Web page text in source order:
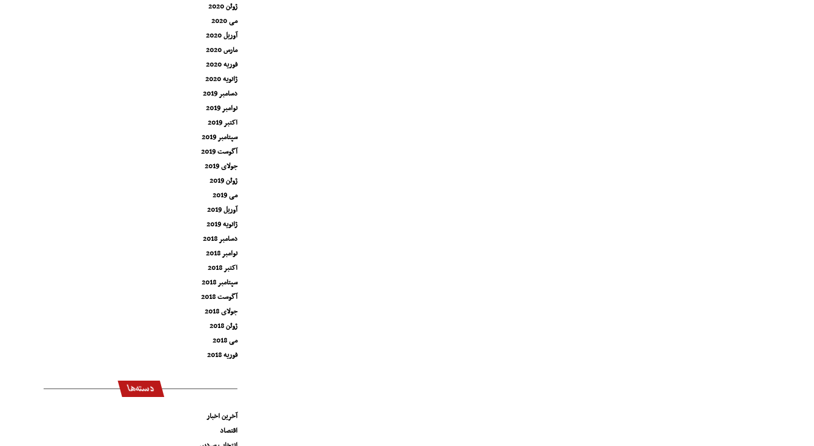
ژوئن 2020
می 2020
آوریل 2020
مارس 2020
فوریه 2020
ژانویه 2020
دسامبر 2019
نوامبر 2019
اکتبر 2019
سپتامبر 2019
آگوست 2019
جولای 2019
ژوئن 2019
می 2019
آوریل 2019
ژانویه 2019
دسامبر 2018
نوامبر 2018
اکتبر 2018
سپتامبر 2018
آگوست 2018
جولای 2018
ژوئن 2018
می 2018
فوریه 2018
دسته‌ها
آخرین اخبار
اقتصاد